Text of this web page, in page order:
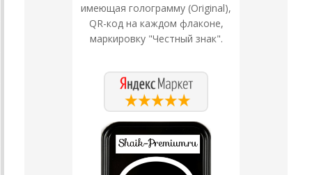
имеющая голограмму (Original),
QR-код на каждом флаконе,
маркировку "Честный знак".